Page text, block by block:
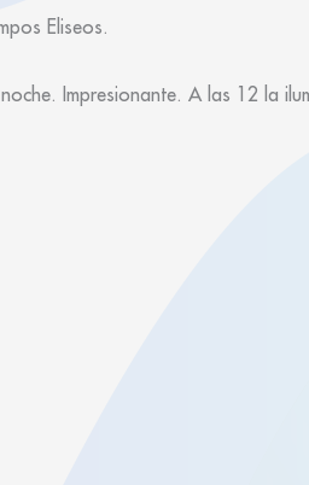
Eliseos.
Impresionante. A las 12 la